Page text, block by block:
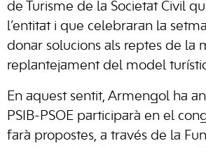
de Turisme de la Societat Civil
l’entitat i que celebraran la
donar solucions als reptes de la
replantejament del model
En aquest sentit, Armengol ha
PSIB-PSOE participarà en el
farà propostes, a través de la